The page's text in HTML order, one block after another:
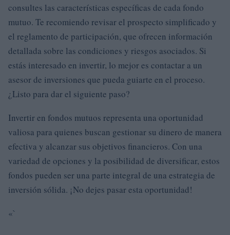
consultes las características específicas de cada fondo
mutuo. Te recomiendo revisar el prospecto simplificado y
el reglamento de participación, que ofrecen información
detallada sobre las condiciones y riesgos asociados. Si
estás interesado en invertir, lo mejor es contactar a un
asesor de inversiones que pueda guiarte en el proceso.
¿Listo para dar el siguiente paso?
Invertir en fondos mutuos representa una oportunidad
valiosa para quienes buscan gestionar su dinero de manera
efectiva y alcanzar sus objetivos financieros. Con una
variedad de opciones y la posibilidad de diversificar, estos
fondos pueden ser una parte integral de una estrategia de
inversión sólida. ¡No dejes pasar esta oportunidad!
«`